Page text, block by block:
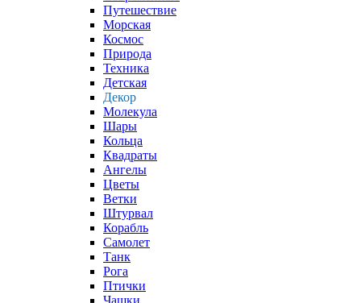
Путешествие
Морская
Космос
Природа
Техника
Детская
Декор
Молекула
Шары
Кольца
Квадраты
Ангелы
Цветы
Ветки
Штурвал
Корабль
Самолет
Танк
Рога
Птички
Чашки